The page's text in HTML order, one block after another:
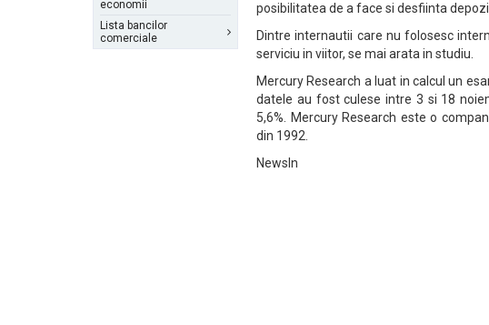
economii
Lista bancilor
comerciale
posibilitatea de a face si desfiinta
Dintre internautii care nu folosesc
serviciu in viitor, se mai arata in studiu.
Mercury Research a luat in calcul un
datele au fost culese intre 3 si 18
5,6%. Mercury Research este o
din 1992.
NewsIn